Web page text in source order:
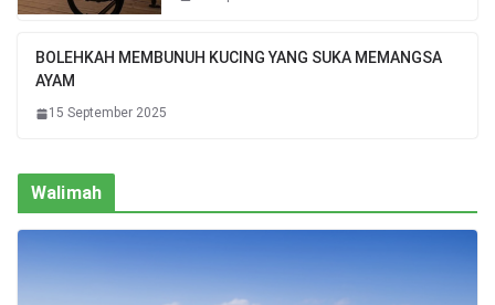
BOLEHKAH MEMBUNUH KUCING YANG SUKA MEMANGSA
AYAM
15 September 2025
Walimah